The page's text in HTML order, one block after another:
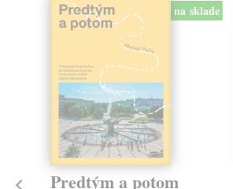
na sklade
Predtým a potom